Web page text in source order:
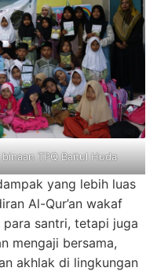
TPQ Baitul Huda
yang lebih luas
Al-Qur’an wakaf
santri, tetapi juga
mengaji bersama,
akhlak di lingkungan